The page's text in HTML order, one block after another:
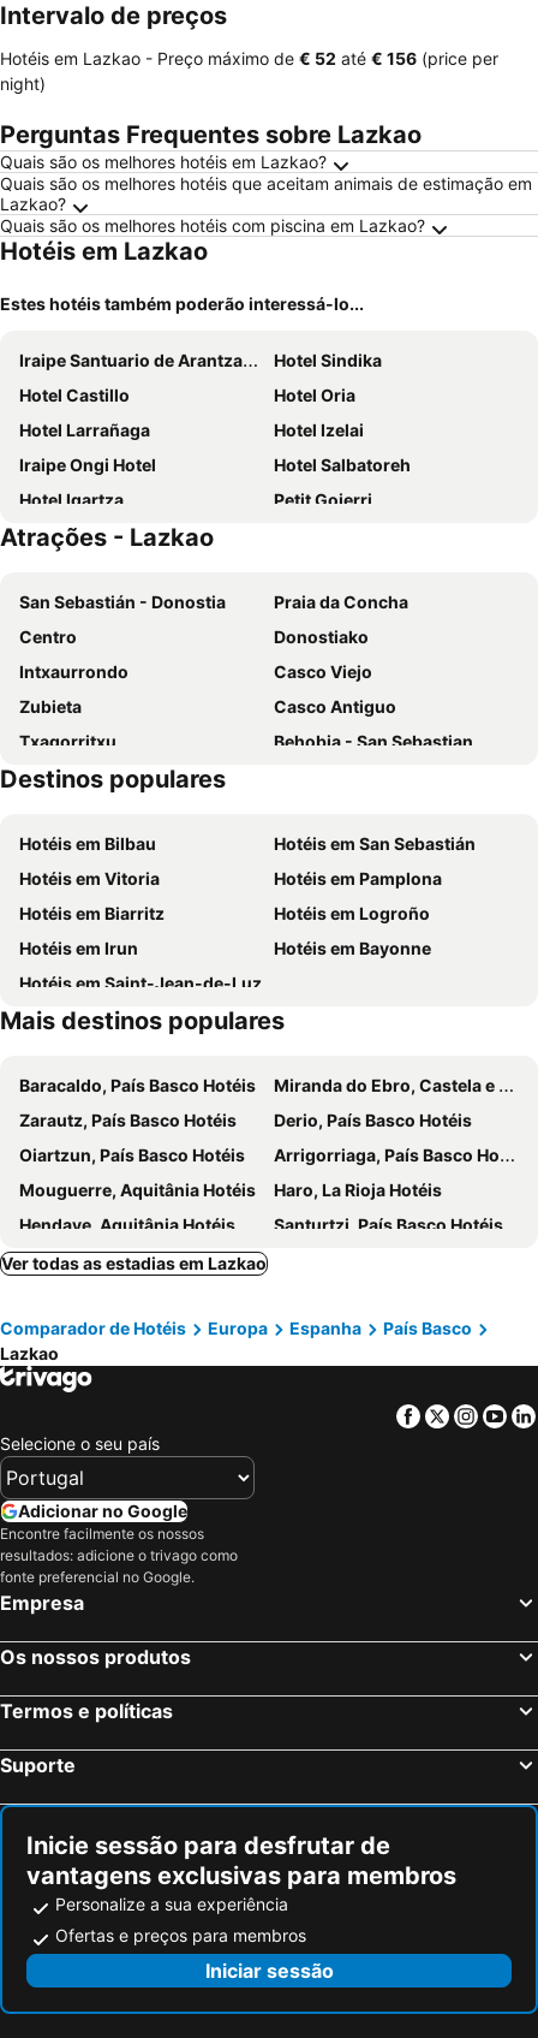
Intervalo de preços
Hotéis em Lazkao - Preço máximo de ‎€ 52 até ‎€ 156 (price per
night)
Perguntas Frequentes sobre Lazkao
Quais são os melhores hotéis em Lazkao?
Quais são os melhores hotéis que aceitam animais de estimação em
Lazkao?
Quais são os melhores hotéis com piscina em Lazkao?
Hotéis em Lazkao
Estes hotéis também poderão interessá-lo...
Iraipe Santuario de Arantzazu Hotel
Hotel Sindika
Hotel Castillo
Hotel Oria
Hotel Larrañaga
Hotel Izelai
Iraipe Ongi Hotel
Hotel Salbatoreh
Hotel Igartza
Petit Goierri
Lizargarate
Hotel Lemik
Baiolei
Hotel Dolarea
Hotel Imaz
Hotel Iriarte Jauregia
Hotel Etxeberri
Hostal San Juan Oyarbide Tolosa
Hotel Restaurante Irubide
Hotel Loiola
Hotel Torre Zumeltzegi
EtxeAundi Hotel Boutique
Valcarce Urbasa
Arrupe
Larramendi Torrea
Soraluze Hotela
Atrações - Lazkao
San Sebastián - Donostia
Praia da Concha
Centro
Donostiako
Intxaurrondo
Casco Viejo
Zubieta
Casco Antiguo
Txagorritxu
Behobia - San Sebastian
Amara Berri
Arana
Arkolla
Hondarribia
Antilla
Ondarreta
Plaza de la Virgen Blanca
Santa María de la Asunción
Plaza de Euskadi - Plaza Porticada
Tolosa Carnival
Basílica de San Ignacio de Loiola
Caserío Agerre
Carnaval en Leitza
Florida
Wind Comb
El caminante
Balcón de Bizkaia
Lakua
Catedral del Buen Pastor
Casco historico
Miraconcha
Puerto Deportivo de Ondarroa
Destinos populares
Hotéis em Bilbau
Hotéis em San Sebastián
Hotéis em Vitoria
Hotéis em Pamplona
Hotéis em Biarritz
Hotéis em Logroño
Hotéis em Irun
Hotéis em Bayonne
Hotéis em Saint-Jean-de-Luz
Mais destinos populares
Baracaldo, País Basco Hotéis
Miranda do Ebro, Castela e Leão Hotéis
Zarautz, País Basco Hotéis
Derio, País Basco Hotéis
Oiartzun, País Basco Hotéis
Arrigorriaga, País Basco Hotéis
Mouguerre, Aquitânia Hotéis
Haro, La Rioja Hotéis
Hendaye, Aquitânia Hotéis
Santurtzi, País Basco Hotéis
Sestao, País Basco Hotéis
Tarnos, Aquitânia Hotéis
Oñati, País Basco Hotéis
Lasarte, País Basco Hotéis
Bidart, Aquitânia Hotéis
Urrugne, Aquitânia Hotéis
Bilbau, País Basco Hotéis
San Sebastián, País Basco Hotéis
Vitoria, País Basco Hotéis
Logroño, La Rioja Hotéis
Saint-Jean-de-Luz, Aquitânia Hotéis
Madrid, Madrid Hotéis
Sevilha, Andaluzia Hotéis
Vigo, Galiza Hotéis
Sangenjo, Galiza Hotéis
Ver todas as estadias em Lazkao
Comparador de Hotéis Europa Espanha
País Basco
Lazkao
Facebook
Twitter
Selecione o seu país
Adicionar no Google
Encontre facilmente os nossos
resultados: adicione o trivago como
fonte preferencial no Google.
Empresa
Os nossos produtos
Termos e políticas
Suporte
Inicie sessão para desfrutar de
vantagens exclusivas para membros
Personalize a sua experiência
Ofertas e preços para membros
Iniciar sessão